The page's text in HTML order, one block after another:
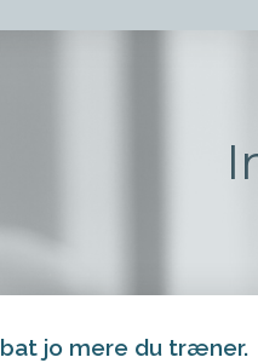
jo mere du træner.